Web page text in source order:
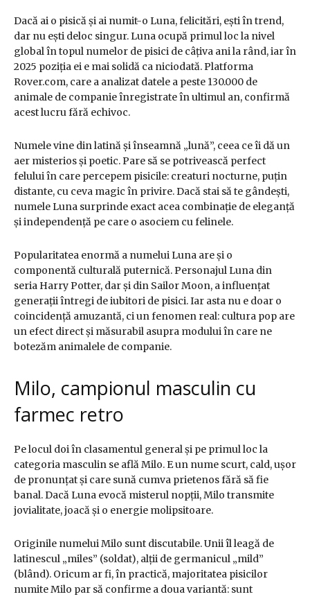
Dacă ai o pisică și ai numit-o Luna, felicitări, ești în trend,
dar nu ești deloc singur. Luna ocupă primul loc la nivel
global în topul numelor de pisici de câțiva ani la rând, iar în
2025 poziția ei e mai solidă ca niciodată. Platforma
Rover.com, care a analizat datele a peste 130.000 de
animale de companie înregistrate în ultimul an, confirmă
acest lucru fără echivoc.
Numele vine din latină și înseamnă „lună”, ceea ce îi dă un
aer misterios și poetic. Pare să se potrivească perfect
felului în care percepem pisicile: creaturi nocturne, puțin
distante, cu ceva magic în privire. Dacă stai să te gândești,
numele Luna surprinde exact acea combinație de eleganță
și independență pe care o asociem cu felinele.
Popularitatea enormă a numelui Luna are și o
componentă culturală puternică. Personajul Luna din
seria Harry Potter, dar și din Sailor Moon, a influențat
generații întregi de iubitori de pisici. Iar asta nu e doar o
coincidență amuzantă, ci un fenomen real: cultura pop are
un efect direct și măsurabil asupra modului în care ne
botezăm animalele de companie.
Milo, campionul masculin cu
farmec retro
Pe locul doi în clasamentul general și pe primul loc la
categoria masculin se află Milo. E un nume scurt, cald, ușor
de pronunțat și care sună cumva prietenos fără să fie
banal. Dacă Luna evocă misterul nopții, Milo transmite
jovialitate, joacă și o energie molipsitoare.
Originile numelui Milo sunt discutabile. Unii îl leagă de
latinescul „miles” (soldat), alții de germanicul „mild”
(blând). Oricum ar fi, în practică, majoritatea pisicilor
numite Milo par să confirme a doua variantă: sunt